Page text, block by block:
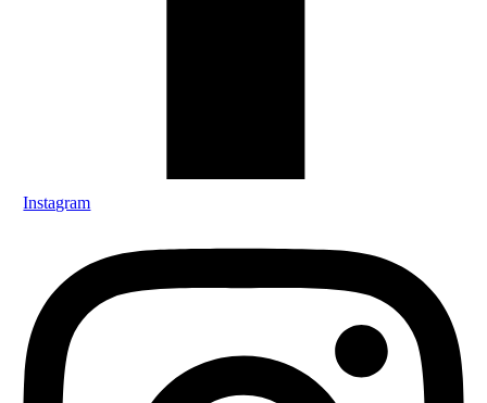
Instagram